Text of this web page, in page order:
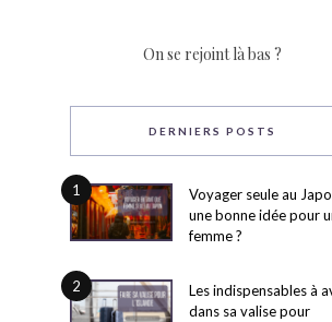
On se rejoint là bas ?
DERNIERS POSTS
1
Voyager seule au
une bonne idée pour
femme ?
2
Les indispensables à
dans sa valise pour